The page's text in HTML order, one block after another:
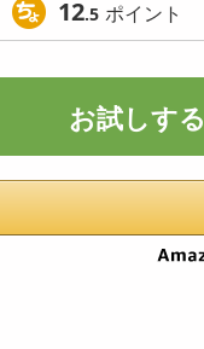
12.5 ポイント
お試しする